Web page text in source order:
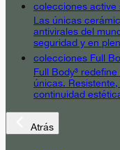
colecciones
Las únicas
antivirales del
seguridad y en
colecciones Full
Full Body³
únicas.
continuidad
Atrás